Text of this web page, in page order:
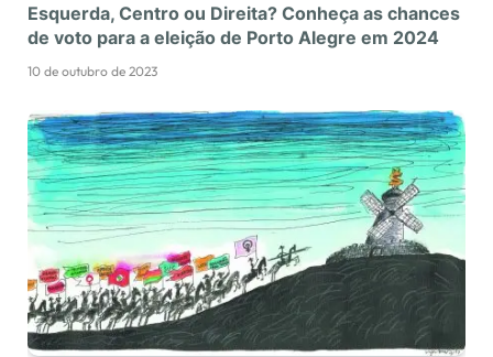
Esquerda, Centro ou Direita? Conheça as chances
de voto para a eleição de Porto Alegre em 2024
10 de outubro de 2023